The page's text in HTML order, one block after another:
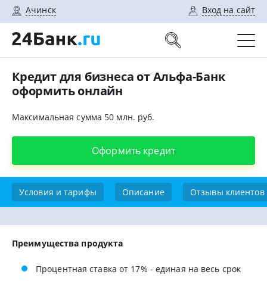
Ачинск Вход на сайт
Кредит для бизнеса от Альфа-Банк
оформить онлайн
Максимальная сумма 50 млн. руб.
Оформить кредит
Условия и тарифы Описание Отзывы клиентов
Преимущества продукта
Процентная ставка от 17% - единая на весь срок